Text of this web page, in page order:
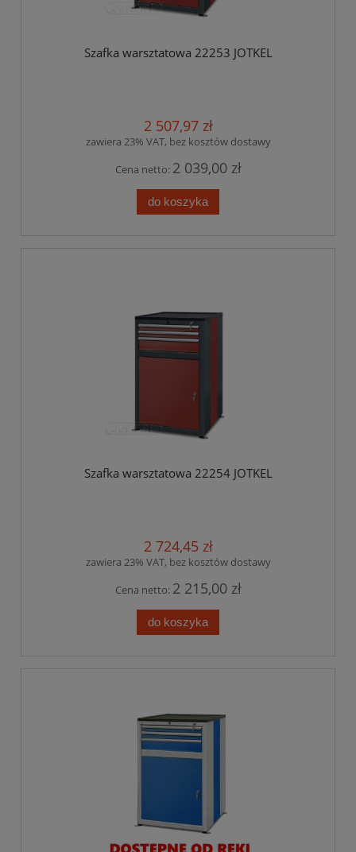
Szafka warsztatowa 22253 JOTKEL
2 507,97 zł
zawiera 23% VAT, bez kosztów dostawy
Cena netto: 2 039,00 zł
do koszyka
Szafka warsztatowa 22254 JOTKEL
2 724,45 zł
zawiera 23% VAT, bez kosztów dostawy
Cena netto: 2 215,00 zł
do koszyka